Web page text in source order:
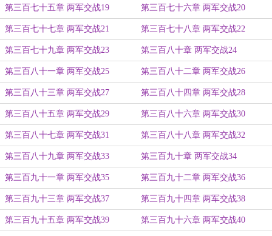
第三百七十五章 两军交战19 第三百七十六章 两军交战20
第三百七十七章 两军交战21 第三百七十八章 两军交战22
第三百七十九章 两军交战23 第三百八十章 两军交战24
第三百八十一章 两军交战25 第三百八十二章 两军交战26
第三百八十三章 两军交战27 第三百八十四章 两军交战28
第三百八十五章 两军交战29 第三百八十六章 两军交战30
第三百八十七章 两军交战31 第三百八十八章 两军交战32
第三百八十九章 两军交战33 第三百九十章 两军交战34
第三百九十一章 两军交战35 第三百九十二章 两军交战36
第三百九十三章 两军交战37 第三百九十四章 两军交战38
第三百九十五章 两军交战39 第三百九十六章 两军交战40